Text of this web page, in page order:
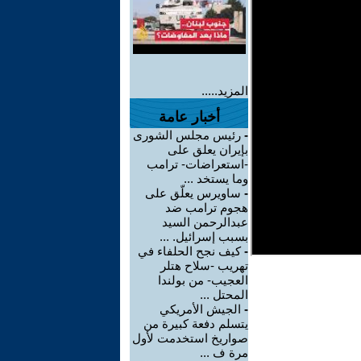
المزيد.....
أخبار عامة
- رئيس مجلس الشورى
بإيران يعلق على
-استعراضات- ترامب
وما يستخد ...
- ساويرس يعلّق على
هجوم ترامب ضد
عبدالرحمن السيد
بسبب إسرائيل. ...
-كيف نجح الحلفاء في
تهريب -سلاح هتلر
العجيب- من بولندا
المحتل ...
- الجيش الأمريكي
يتسلم دفعة كبيرة من
صواريخ استخدمت لأول
مرة ف ...